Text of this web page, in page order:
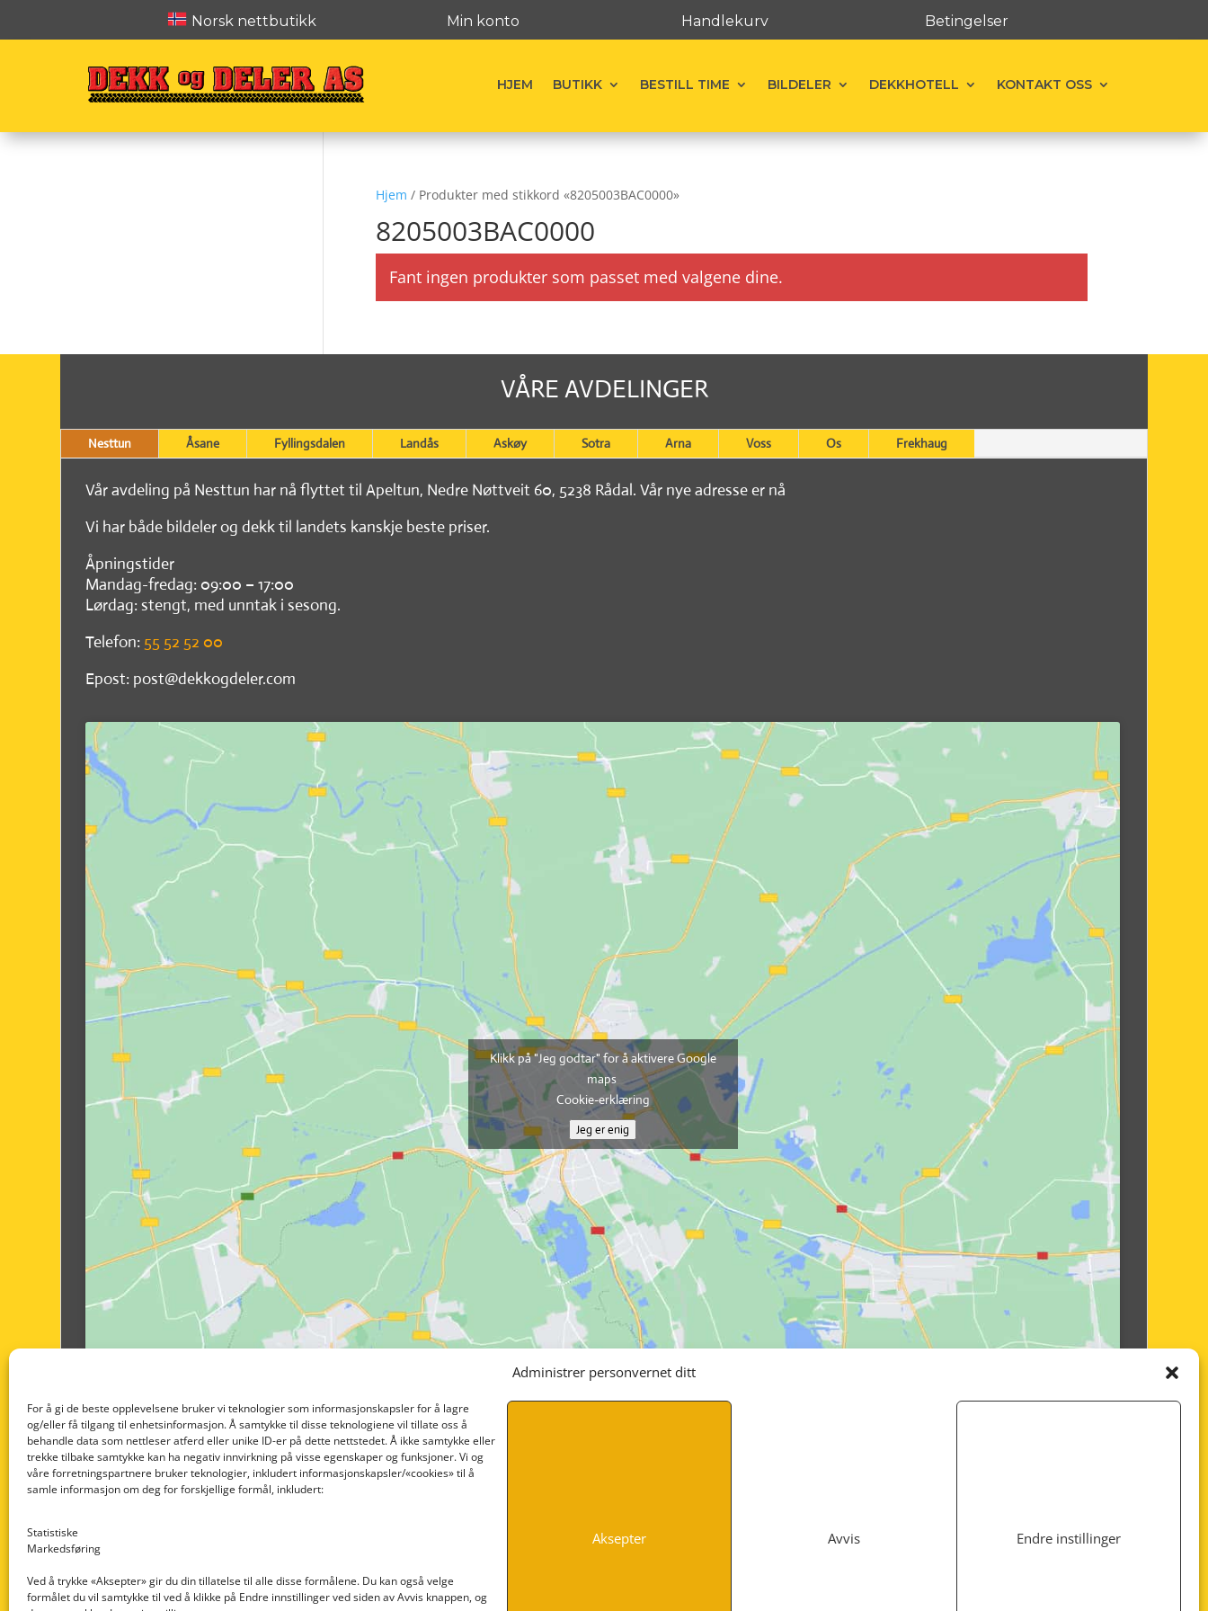
Administrer personvernet ditt
For å gi de beste opplevelsene bruker vi teknologier som informasjonskapsler for å lagre
og/eller få tilgang til enhetsinformasjon. Å samtykke til disse teknologiene vil tillate oss å
behandle data som nettleser atferd eller unike ID-er på dette nettstedet. Å ikke samtykke eller
trekke tilbake samtykke kan ha negativ innvirkning på visse egenskaper og funksjoner. Vi og
våre forretningspartnere bruker teknologier, inkludert informasjonskapsler/«cookies» til å
samle informasjon om deg for forskjellige formål, inkludert:
Statistiske
Markedsføring
Ved å trykke «Aksepter» gir du din tillatelse til alle disse formålene. Du kan også velge
formålet du vil samtykke til ved å klikke på Endre innstillinger ved siden av Avvis knappen, og
Aksepter Avvis Endre instillinger
Norsk nettbutikk Min konto Handlekurv Betingelser
HJEM BUTIKK BESTILL TIME BILDELER DEKKHOTELL KONTAKT OSS
Hjem / Produkter med stikkord «8205003BAC0000»
8205003BAC0000
Fant ingen produkter som passet med valgene dine.
VÅRE AVDELINGER
Nesttun Åsane Fyllingsdalen Landås Askøy Sotra Arna Voss Os Frekhaug
Vår avdeling på Nesttun har nå flyttet til Apeltun, Nedre Nøttveit 60, 5238 Rådal. Vår nye adresse er nå
Vi har både bildeler og dekk til landets kanskje beste priser.
Åpningstider
Mandag-fredag: 09:00 – 17:00
Lørdag: stengt, med unntak i sesong.
Telefon: 55 52 52 00
Epost: post@dekkogdeler.com
Klikk på "Jeg godtar" for å aktivere Google
maps
Cookie-erklæring
Jeg er enig
Nedre Nøttveit 60, 5238 Rådal
INFORMASJON